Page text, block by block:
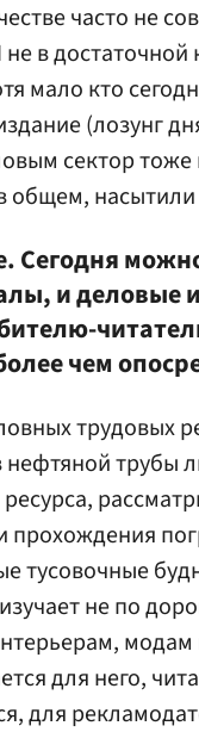
часто не
не в
мало кто
(лозунг
сектор
общем, насытили
Сегодня
и деловые
чем
трудовых
трубы
прохождения
тусовочные
не по
для него,
для